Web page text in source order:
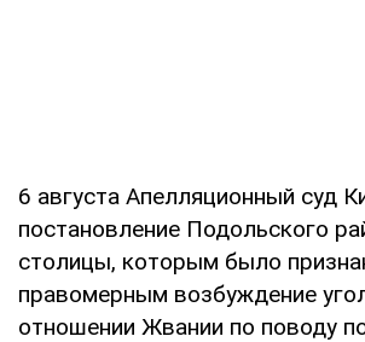
6 августа Апелляционный суд
постановление Подольского
столицы, которым было
правомерным возбуждение
отношении Жвании по поводу